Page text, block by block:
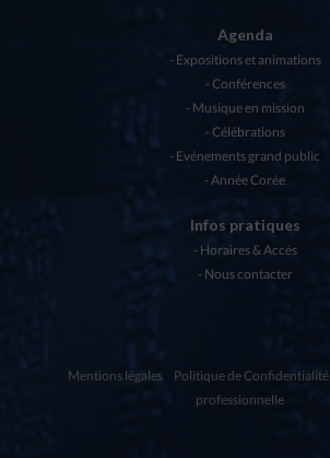
Agenda
Expositions et animations
Conférences
Musique en mission
Célébrations
Evénements grand public
Année Corée
Infos pratiques
Horaires & Accès
Nous contacter
Mentions légales Politique de Confidentialité
professionnelle